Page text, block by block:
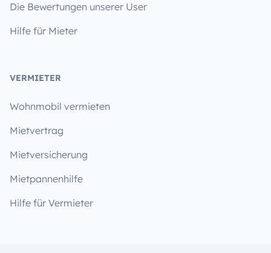
Die Bewertungen unserer User
Hilfe für Mieter
VERMIETER
Wohnmobil vermieten
Mietvertrag
Mietversicherung
Mietpannenhilfe
Hilfe für Vermieter